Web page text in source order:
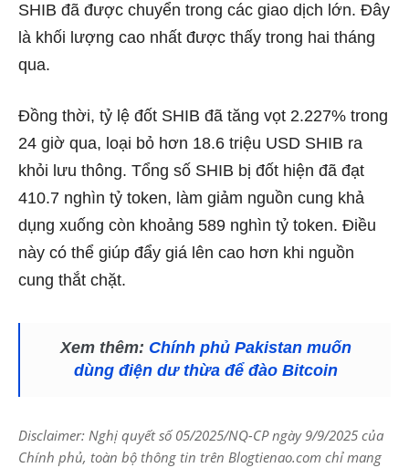
SHIB đã được chuyển trong các giao dịch lớn. Đây
là khối lượng cao nhất được thấy trong hai tháng
qua.
Đồng thời, tỷ lệ đốt SHIB đã tăng vọt 2.227% trong
24 giờ qua, loại bỏ hơn 18.6 triệu USD SHIB ra
khỏi lưu thông. Tổng số SHIB bị đốt hiện đã đạt
410.7 nghìn tỷ token, làm giảm nguồn cung khả
dụng xuống còn khoảng 589 nghìn tỷ token. Điều
này có thể giúp đẩy giá lên cao hơn khi nguồn
cung thắt chặt.
Xem thêm: Chính phủ Pakistan muốn
dùng điện dư thừa để đào Bitcoin
Disclaimer: Nghị quyết số 05/2025/NQ-CP ngày 9/9/2025 của
Chính phủ, toàn bộ thông tin trên Blogtienao.com chỉ mang